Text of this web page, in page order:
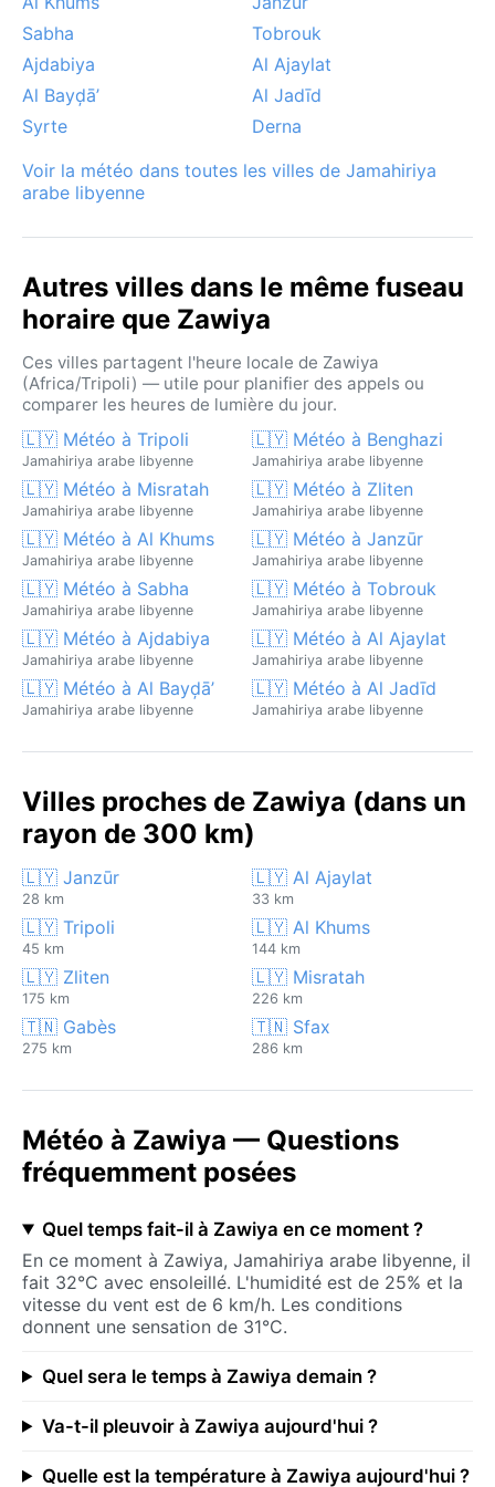
sec venu du Sahara qui soulève des tempêtes de
sable, fait grimper brutalement le mercure et voile le
ciel d’une poussière ocre. Il survient surtout au
printemps et en automne. Pas de mousson, ni
d’ouragans ; la neige est inconnue, et le brouillard
côtier occasionnel ne dure jamais.
Sabha
Tobrouk
Ajdabiya
Al Ajaylat
Al Bayḑā’
Al Jadīd
Syrte
Derna
Voir la météo dans toutes les villes de Jamahiriya
arabe libyenne
Autres villes dans le même fuseau
horaire que Zawiya
Ces villes partagent l'heure locale de Zawiya
(Africa/Tripoli) — utile pour planifier des appels ou
comparer les heures de lumière du jour.
🇱🇾 Météo à Tripoli
Jamahiriya arabe libyenne
🇱🇾 Météo à Benghazi
Jamahiriya arabe libyenne
🇱🇾 Météo à Misratah
Jamahiriya arabe libyenne
🇱🇾 Météo à Zliten
Jamahiriya arabe libyenne
🇱🇾 Météo à Al Khums
Jamahiriya arabe libyenne
🇱🇾 Météo à Janzūr
Jamahiriya arabe libyenne
🇱🇾 Météo à Sabha
Jamahiriya arabe libyenne
🇱🇾 Météo à Tobrouk
Jamahiriya arabe libyenne
🇱🇾 Météo à Ajdabiya
Jamahiriya arabe libyenne
🇱🇾 Météo à Al Ajaylat
Jamahiriya arabe libyenne
🇱🇾 Météo à Al Bayḑā’
Jamahiriya arabe libyenne
🇱🇾 Météo à Al Jadīd
Jamahiriya arabe libyenne
Villes proches de Zawiya (dans un
rayon de 300 km)
🇱🇾 Janzūr
28 km
🇱🇾 Al Ajaylat
33 km
🇱🇾 Tripoli
45 km
🇱🇾 Al Khums
144 km
🇱🇾 Zliten
175 km
🇱🇾 Misratah
226 km
🇹🇳 Gabès
275 km
🇹🇳 Sfax
286 km
Météo à Zawiya — Questions
fréquemment posées
Quel temps fait-il à Zawiya en ce moment ?
En ce moment à Zawiya, Jamahiriya arabe libyenne, il
fait 32°C avec ensoleillé. L'humidité est de 25% et la
vitesse du vent est de 6 km/h. Les conditions
donnent une sensation de 31°C.
Quel sera le temps à Zawiya demain ?
Va-t-il pleuvoir à Zawiya aujourd'hui ?
Quelle est la température à Zawiya aujourd'hui ?